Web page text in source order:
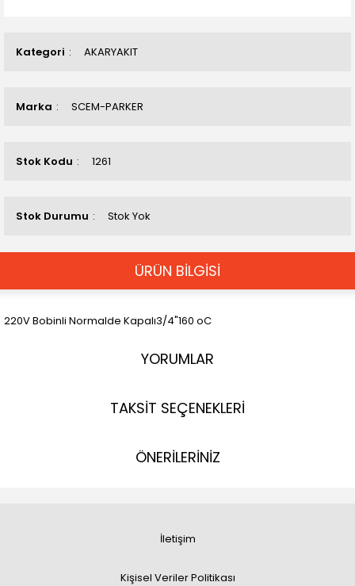
Kategori AKARYAKIT
Marka SCEM-PARKER
Stok Kodu 1261
Stok Durumu Stok Yok
ÜRÜN BİLGİSİ
220V Bobinli Normalde Kapalı3/4"160 oC
YORUMLAR
TAKSİT SEÇENEKLERİ
ÖNERİLERİNİZ
İletişim
Kişisel Veriler Politikası